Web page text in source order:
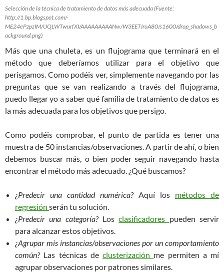
Selección de la técnica de tratamiento de datos más adecuada (Fuente:
http://1.bp.blogspot.com/-
ME24ePzpzIM/UQLWTwurfXI/AAAAAAAAANw/W3EETIroA80/s1600/drop_shadows_b
ackground.png)
Más que una chuleta, es un flujograma que terminará en el
método que deberíamos utilizar para el objetivo que
perisgamos. Como podéis ver, simplemente navegando por las
preguntas que se van realizando a través del flujograma,
puedo llegar yo a saber qué familia de tratamiento de datos es
la más adecuada para los objetivos que persigo.
Como podéis comprobar, el punto de partida es tener una
muestra de 50 instancias/observaciones. A partir de ahí, o bien
debemos buscar más, o bien poder seguir navegando hasta
encontrar el método más adecuado. ¿Qué buscamos?
¿Predecir una cantidad numérica?Aquí los métodos de
regresión serán tu solución.
¿Predecir una categoría?Losclasificadores pueden servir
para alcanzar estos objetivos.
¿Agrupar mis instancias/observaciones por un comportamiento
común?Las técnicas de clusterización me permiten a mí
agrupar observaciones por patrones similares.